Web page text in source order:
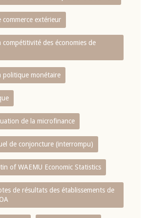
commerce extérieur
compétitivité des économies de
politique monétaire
de la microfinance
de conjoncture (interrompu)
of WAEMU Economic Statistics
de résultats des établissements de